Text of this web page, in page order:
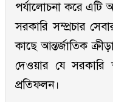
পর্যালোচনা করে এটি
সরকারি সম্প্রচার
কাছে আন্তর্জাতিক
দেওয়ার যে
প্রতিফলন।